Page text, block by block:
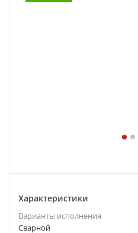
Характеристики
Варианты исполнения
Сварной